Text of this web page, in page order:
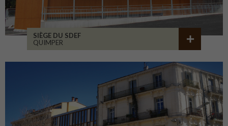
SIÈGE DU SDEF
QUIMPER